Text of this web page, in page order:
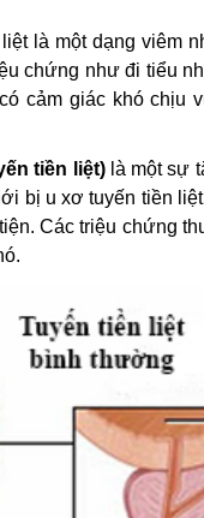
là một dạng viêm
chứng như đi tiểu
cảm giác khó chịu
tiền liệt)là một sự
bị u xơ tuyến tiền
Các triệu chứng